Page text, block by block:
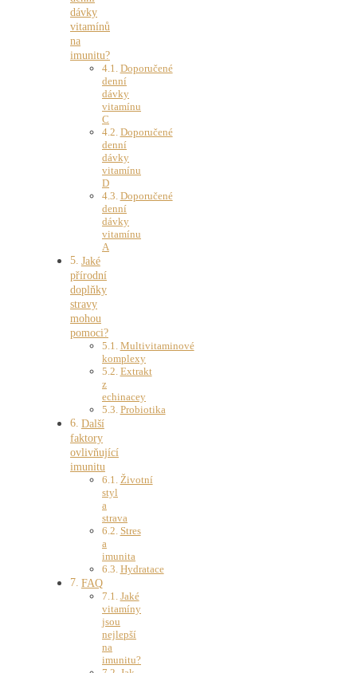
dávky
vitamínů
na
imunitu?
Doporučené
denní
dávky
vitamínu
C
Doporučené
denní
dávky
vitamínu
D
Doporučené
denní
dávky
vitamínu
A
Jaké
přírodní
doplňky
stravy
mohou
pomoci?
Multivitaminové
komplexy
Extrakt
z
echinacey
Probiotika
Další
faktory
ovlivňující
imunitu
Životní
styl
a
strava
Stres
a
imunita
Hydratace
FAQ
Jaké
vitamíny
jsou
nejlepší
na
imunitu?